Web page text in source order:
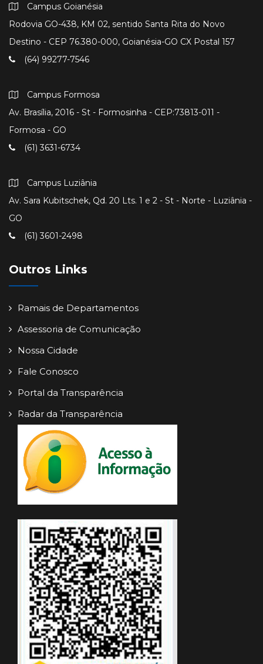
Campus Goianésia
Rodovia GO-438, KM 02, sentido Santa Rita do Novo
Destino - CEP 76.380-000, Goianésia-GO CX Postal 157
(64) 99277-7546
Campus Formosa
Av. Brasília, 2016 - St - Formosinha - CEP:73813-011 -
Formosa - GO
(61) 3631-6734
Campus Luziânia
Av. Sara Kubitschek, Qd. 20 Lts. 1 e 2 - St - Norte - Luziânia -
GO
(61) 3601-2498
Outros Links
Ramais de Departamentos
Assessoria de Comunicação
Nossa Cidade
Fale Conosco
Portal da Transparência
Radar da Transparência